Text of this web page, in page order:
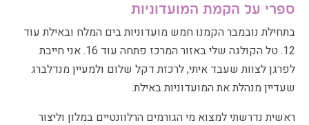
ספרי על הקמת המועדוניות
בתחילת נובמבר הקמנו חמש מועדוניות בים המלח ובאילת עוד
12. טל הקולגה שלי באזור המרכז פתחה עוד 16. אני חייבת
לפרגן לצוות שעבד איתי, לרכזת דקל שלום ולמעיין מנדלברג
שעדיין מנהלת את המועדוניות באילת.
ראשית נדרשתי למצוא מי הגורמים הרלוונטיים במלון וליצור